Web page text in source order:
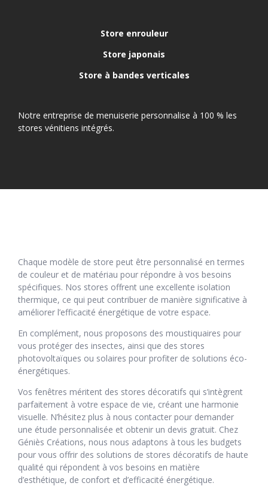
Store enrouleur
Store japonais
Store à bandes verticales
Notre entreprise de menuiserie personnalise à 100 % les
stores vénitiens intégrés.
Chaque modèle de store peut être personnalisé en termes
de couleur et de matériau pour répondre à vos besoins
spécifiques. Nos stores offrent une excellente isolation
thermique, ce qui peut contribuer de manière significative à
améliorer l’efficacité énergétique de votre espace.
En complément, nous proposons des moustiquaires pour
vous protéger des insectes, ainsi que des stores
photovoltaïques ou solaires pour profiter de solutions éco-
énergétiques.
Vos fenêtres méritent des stores décoratifs qui s’intègrent
parfaitement à votre espace de vie, créant une harmonie
visuelle. N’hésitez plus à nous contacter pour demander
une étude personnalisée et obtenir un devis gratuit. Chez
Géniès Créations, nous nous adaptons à tous les budgets
pour vous offrir des solutions de stores décoratifs de haute
qualité qui répondent à vos besoins en matière
d’esthétique, de confort et d’efficacité énergétique.